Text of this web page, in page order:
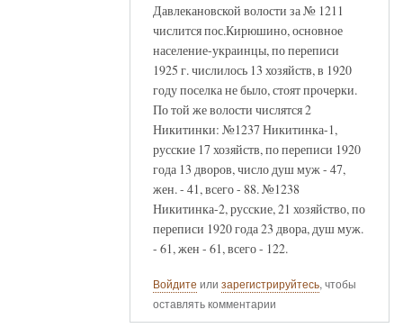
Давлекановской волости за № 1211
числится пос.Кирюшино, основное
население-украинцы, по переписи
1925 г. числилось 13 хозяйств, в 1920
году поселка не было, стоят прочерки.
По той же волости числятся 2
Никитинки: №1237 Никитинка-1,
русские 17 хозяйств, по переписи 1920
года 13 дворов, число душ муж - 47,
жен. - 41, всего - 88. №1238
Никитинка-2, русские, 21 хозяйство, по
переписи 1920 года 23 двора, душ муж.
- 61, жен - 61, всего - 122.
Войдите или зарегистрируйтесь, чтобы
оставлять комментарии